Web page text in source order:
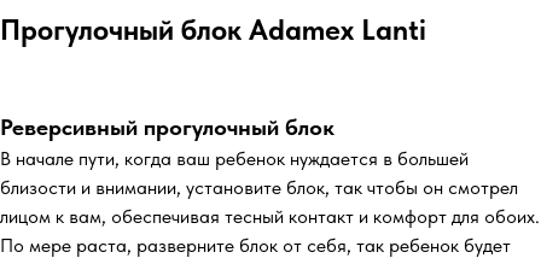
Прогулочный блок Adamex Lanti
Реверсивный прогулочный блок
В начале пути, когда ваш ребенок нуждается в большей
близости и внимании, установите блок, так чтобы он смотрел
лицом к вам, обеспечивая тесный контакт и комфорт для обоих.
По мере раста, разверните блок от себя, так ребенок будет